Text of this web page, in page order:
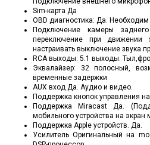
Sim-карта Да
OBD диагностика: Да. Необходим
Подключение камеры
переключение при движении
настраивать выключение звука
RCA выходы: 5.1 выходы.
Эквалайзер: 32 полосный,
временные задержки
AUX вход Да. Аудио и видео.
Поддержка кнопок управления
Поддержка Miracast Да.
мобильного устройства на экран
Поддержка Apple устройств. Да.
Усилитель Оригинальный на